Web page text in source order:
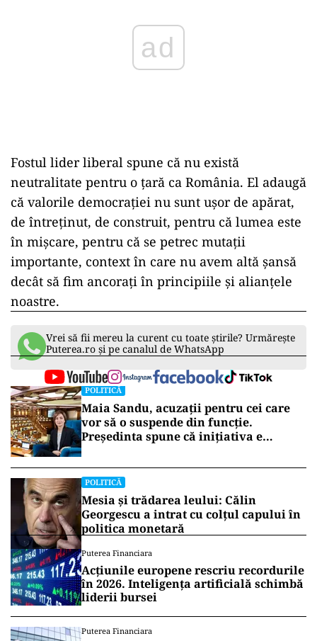
Fostul lider liberal spune că nu există
neutralitate pentru o țară ca România. El adaugă
că valorile democrației nu sunt ușor de apărat,
de întreținut, de construit, pentru că lumea este
în mișcare, pentru că se petrec mutații
importante, context în care nu avem altă șansă
decât să fim ancorați în principiile și alianțele
noastre.
Vrei să fii mereu la curent cu toate știrile? Urmărește
Puterea.ro și pe canalul de WhatsApp
POLITICĂ
Maia Sandu, acuzații pentru cei care
vor să o suspende din funcție.
Președinta spune că inițiativa e
POLITICĂ
Mesia și trădarea leului: Călin
Georgescu a intrat cu colțul capului în
politica monetară
Puterea Financiara
Acțiunile europene rescriu recordurile
în 2026. Inteligența artificială schimbă
liderii bursei
Puterea Financiara